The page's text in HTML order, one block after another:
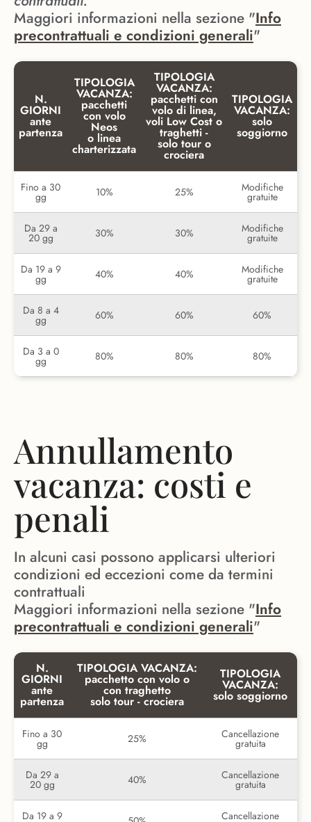
Maggiori informazioni nella sezione "Info
precontrattuali e condizioni generali"
N.
GIORNI
ante
partenza
TIPOLOGIA
VACANZA:
pacchetti
con volo
Neos
o linea
charterizzata
TIPOLOGIA
VACANZA:
pacchetti con
volo di linea,
voli Low Cost o
traghetti -
solo tour o
crociera
TIPOLOGIA
VACANZA:
solo
soggiorno
Fino a 30
gg 10% 25% Modifiche
gratuite
Da 29 a
20 gg 30% 30% Modifiche
gratuite
Da 19 a 9
gg 40% 40% Modifiche
gratuite
Da 8 a 4
gg 60% 60% 60%
Da 3 a 0
gg 80% 80% 80%
Annullamento
vacanza: costi e
penali
In alcuni casi possono applicarsi ulteriori
condizioni ed eccezioni come da termini
contrattuali
Maggiori informazioni nella sezione "Info
precontrattuali e condizioni generali"
N.
GIORNI
ante
partenza
TIPOLOGIA VACANZA:
pacchetto con volo o
con traghetto
solo tour - crociera
TIPOLOGIA
VACANZA:
solo soggiorno
Fino a 30
gg 25% Cancellazione
gratuita
Da 29 a
20 gg 40% Cancellazione
gratuita
Da 19 a 9 Cancellazione